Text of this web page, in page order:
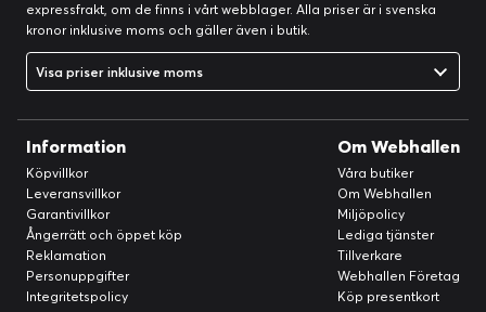
expressfrakt, om de finns i vårt webblager. Alla priser är i svenska
kronor inklusive moms och gäller även i butik.
Visa priser inklusive moms
Information
Köpvillkor
Leveransvillkor
Garantivillkor
Ångerrätt och öppet köp
Reklamation
Personuppgifter
Integritetspolicy
Om Webhallen
Våra butiker
Om Webhallen
Miljöpolicy
Lediga tjänster
Tillverkare
Webhallen Företag
Köp presentkort